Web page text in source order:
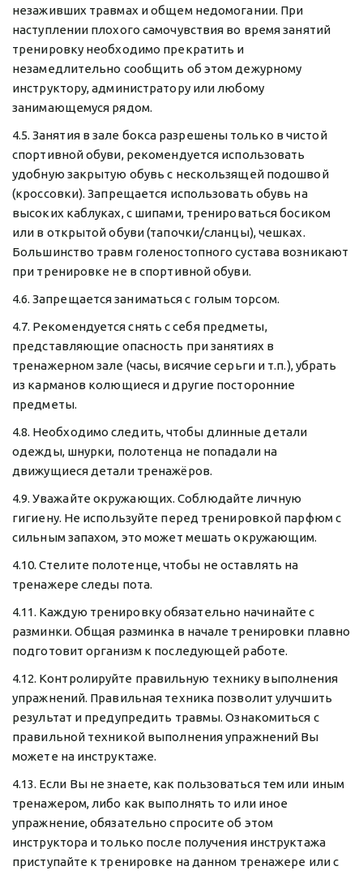
незаживших травмах и общем недомогании. При
наступлении плохого самочувствия во время занятий
тренировку необходимо прекратить и
незамедлительно сообщить об этом дежурному
инструктору, администратору или любому
занимающемуся рядом.
4.5. Занятия в зале бокса разрешены только в чистой
спортивной обуви, рекомендуется использовать
удобную закрытую обувь с нескользящей подошвой
(кроссовки). Запрещается использовать обувь на
высоких каблуках, с шипами, тренироваться босиком
или в открытой обуви (тапочки/сланцы), чешках.
Большинство травм голеностопного сустава возникают
при тренировке не в спортивной обуви.
4.6. Запрещается заниматься с голым торсом.
4.7. Рекомендуется снять с себя предметы,
представляющие опасность при занятиях в
тренажерном зале (часы, висячие серьги и т.п.), убрать
из карманов колющиеся и другие посторонние
предметы.
4.8. Необходимо следить, чтобы длинные детали
одежды, шнурки, полотенца не попадали на
движущиеся детали тренажёров.
4.9. Уважайте окружающих. Соблюдайте личную
гигиену. Не используйте перед тренировкой парфюм с
сильным запахом, это может мешать окружающим.
4.10. Стелите полотенце, чтобы не оставлять на
тренажере следы пота.
4.11. Каждую тренировку обязательно начинайте с
разминки. Общая разминка в начале тренировки плавно
подготовит организм к последующей работе.
4.12. Контролируйте правильную технику выполнения
упражнений. Правильная техника позволит улучшить
результат и предупредить травмы. Ознакомиться с
правильной техникой выполнения упражнений Вы
можете на инструктаже.
4.13. Если Вы не знаете, как пользоваться тем или иным
тренажером, либо как выполнять то или иное
упражнение, обязательно спросите об этом
инструктора и только после получения инструктажа
приступайте к тренировке на данном тренажере или с